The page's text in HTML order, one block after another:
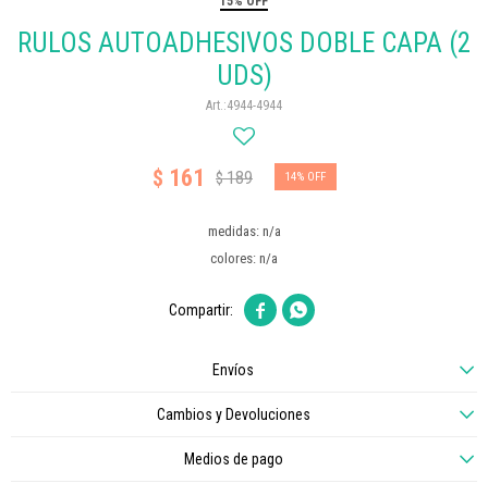
RULOS AUTOADHESIVOS DOBLE CAPA (2
UDS)
4944-4944
$ 161 $189 14
medidas: n/a
colores: n/a
 
Envíos
Cambios y Devoluciones
Medios de pago